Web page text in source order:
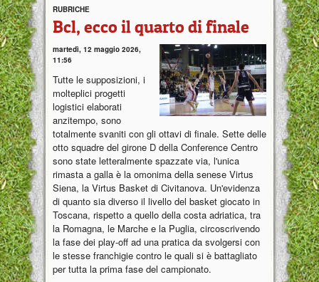
RUBRICHE
Bcl, ecco il quarto di finale
martedì, 12 maggio 2026,
11:56
Tutte le supposizioni, i
molteplici progetti
logistici elaborati
anzitempo, sono
totalmente svaniti con gli ottavi di finale. Sette delle
otto squadre del girone D della Conference Centro
sono state letteralmente spazzate via, l'unica
rimasta a galla è la omonima della senese Virtus
Siena, la Virtus Basket di Civitanova. Un'evidenza
di quanto sia diverso il livello del basket giocato in
Toscana, rispetto a quello della costa adriatica, tra
la Romagna, le Marche e la Puglia, circoscrivendo
la fase dei play-off ad una pratica da svolgersi con
le stesse franchigie contro le quali si è battagliato
per tutta la prima fase del campionato.